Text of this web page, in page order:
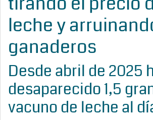
leche y
ganaderos
Desde abril de 2025
desaparecido 1,5
vacuno de leche al